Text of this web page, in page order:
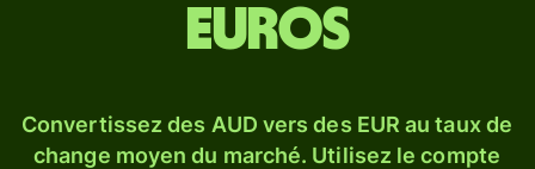
euros
Convertissez des AUD vers des EUR au taux de
change moyen du marché. Utilisez le compte